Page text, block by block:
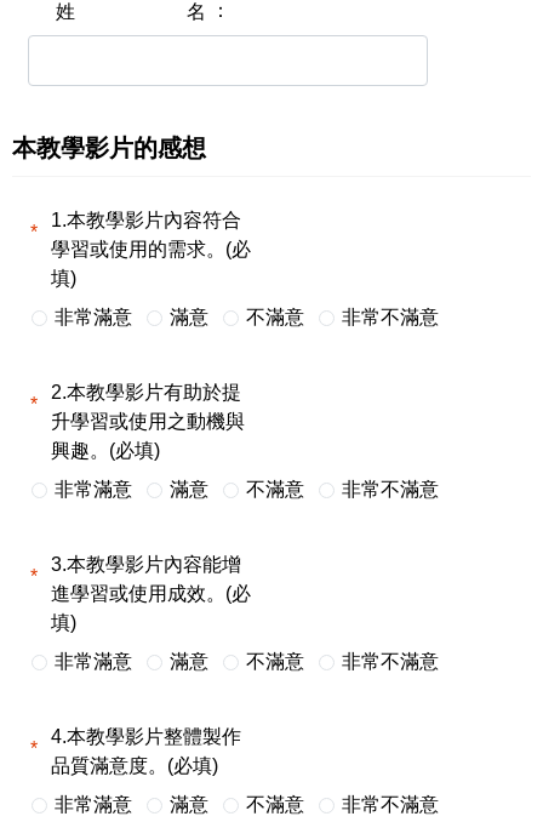
姓名
本教學影片的感想
1.本教學影片內容符合
學習或使用的需求。(必
填)
非常滿意
滿意 不滿意 非常不滿意
2.本教學影片有助於提
升學習或使用之動機與
興趣。(必填)
非常滿意
滿意 不滿意 非常不滿意
3.本教學影片內容能增
進學習或使用成效。(必
填)
非常滿意
滿意 不滿意 非常不滿意
4.本教學影片整體製作
品質滿意度。(必填)
非常滿意
滿意 不滿意 非常不滿意